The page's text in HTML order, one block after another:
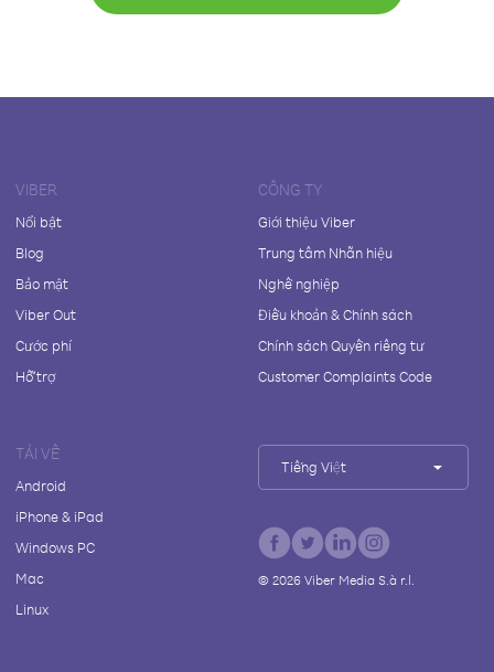
VIBER
Nổi bật
Blog
Bảo mật
Viber Out
Cước phí
Hỗ trợ
CÔNG TY
Giới thiệu Viber
Trung tâm Nhãn hiệu
Nghề nghiệp
Điều khoản & Chính sách
Chính sách Quyền riêng tư
Customer Complaints Code
TẢI VỀ
Android
iPhone & iPad
Windows PC
Mac
Linux
Tiếng Việt
© 2026Viber Media S.à r.l.